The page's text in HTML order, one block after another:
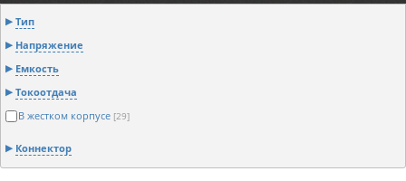
Тип
Напряжение
Емкость
Токоотдача
В жестком корпусе [29]
Коннектор